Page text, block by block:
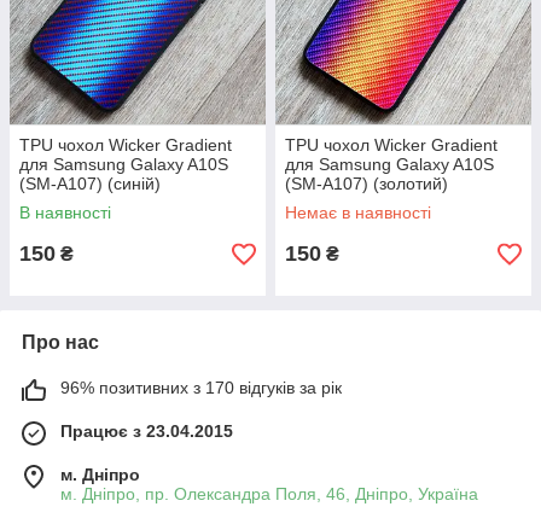
TPU чохол Wicker Gradient
для Samsung Galaxy A10S
(SM-A107) (синій)
В наявності
150 ₴
TPU чохол Wicker Gradient
для Samsung Galaxy A10S
(SM-A107) (золотий)
Немає в наявності
150 ₴
Про нас
96% позитивних з 170 відгуків за рік
Працює з 23.04.2015
м. Дніпро
м. Дніпро, пр. Олександра Поля, 46, Дніпро, Україна